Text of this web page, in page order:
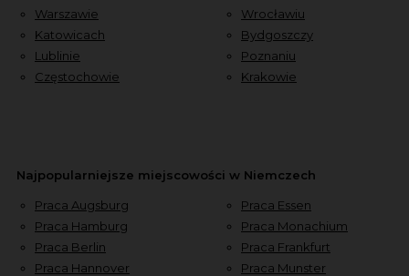
Warszawie
Katowicach
Lublinie
Częstochowie
Wrocławiu
Bydgoszczy
Poznaniu
Krakowie
Najpopularniejsze miejscowości w Niemczech
Praca Augsburg
Praca Hamburg
Praca Berlin
Praca Hannover
Praca Essen
Praca Monachium
Praca Frankfurt
Praca Munster